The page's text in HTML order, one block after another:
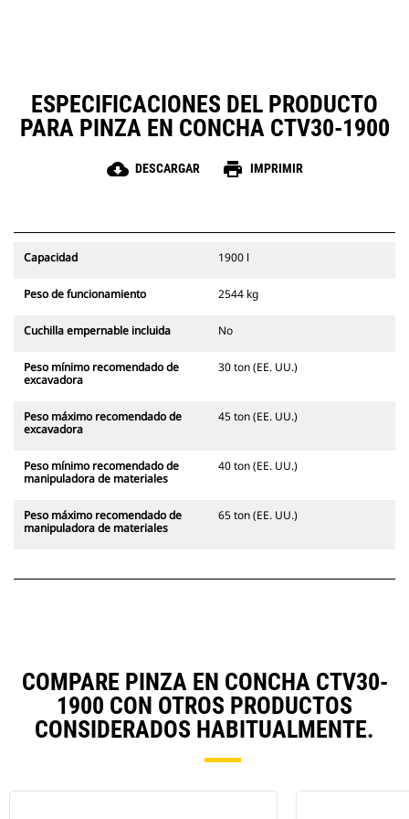
ESPECIFICACIONES DEL PRODUCTO
PARA PINZA EN CONCHA CTV30-1900
cloud_download DESCARGAR print IMPRIMIR
Capacidad 1900 l
Peso de funcionamiento 2544 kg
Cuchilla empernable incluida No
Peso mínimo recomendado de
excavadora
30 ton (EE. UU.)
Peso máximo recomendado de
excavadora
45 ton (EE. UU.)
Peso mínimo recomendado de
manipuladora de materiales
40 ton (EE. UU.)
Peso máximo recomendado de
manipuladora de materiales
65 ton (EE. UU.)
COMPARE PINZA EN CONCHA CTV30-
1900 CON OTROS PRODUCTOS
CONSIDERADOS HABITUALMENTE.